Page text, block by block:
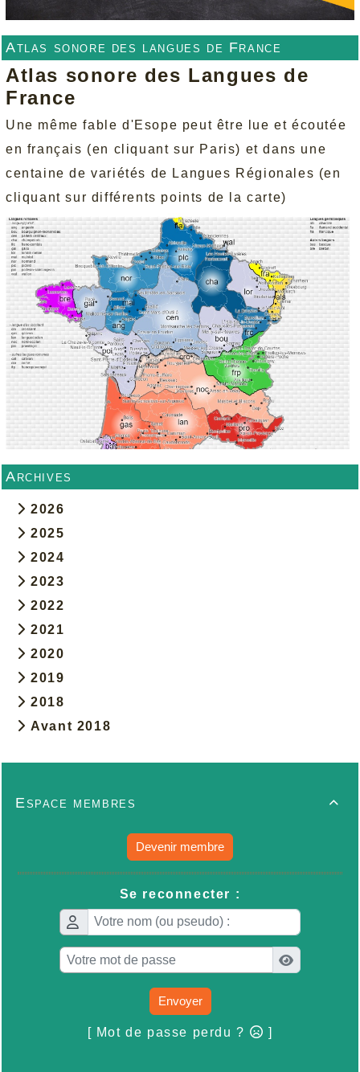
Atlas sonore des langues de France
Atlas sonore des Langues de
France
Une même fable d'Esope peut être lue et écoutée
en français (en cliquant sur Paris) et dans une
centaine de variétés de Langues Régionales (en
cliquant sur différents points de la carte)
Archives
2026
2025
2024
2023
2022
2021
2020
2019
2018
Avant 2018

Espace membres
Devenir membre
Se reconnecter :
Envoyer
[ Mot de passe perdu ? ]